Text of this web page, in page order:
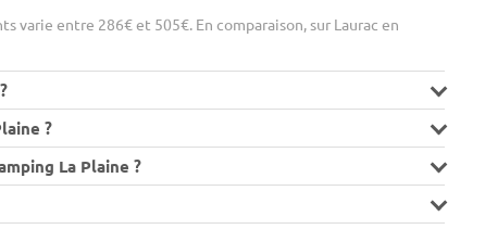
varie entre 286€ et 505€. En comparaison, sur Laurac en
?
La Plaine ?